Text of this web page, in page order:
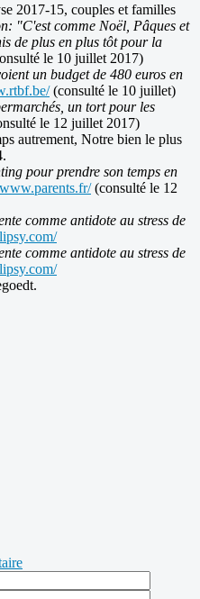
2017-15, couples et familles
"C'est comme Noël, Pâques et
de plus en plus tôt pour la
le 10 juillet 2017)
un budget de 480 euros en
(consulté le 10 juillet)
un tort pour les
le 12 juillet 2017)
autrement, Notre bien le plus
pour prendre son temps en
(consulté le 12
comme antidote au stress de
comme antidote au stress de